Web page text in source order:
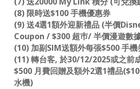
(8) 限時送$100 手機優惠券
(9) 送4選1額外迎新禮品 (半價
Coupon / $300 超巿/ 半價漫遊數
(10) 加副SIM送額外每張$500 手機
(11) 轉台客, 於30/12/2025或之前
$500 月費回贈及額外2選1禮品
水機)